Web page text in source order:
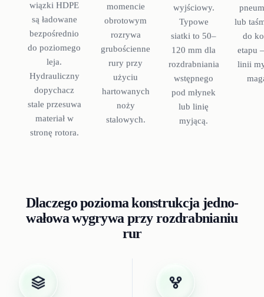
wiązki HDPE
są ładowane
bezpośrednio
do poziomego
leja.
Hydrauliczny
dopychacz
stale przesuwa
materiał w
stronę rotora.
momencie
obrotowym
rozrywa
grubościenne
rury przy
użyciu
hartowanych
noży
stalowych.
wyjściowy.
Typowe
siatki to 50–
120 mm dla
rozdrabniania
wstępnego
pod młynek
lub linię
myjącą.
lub
do
etapu
linii
Dlaczego pozioma konstrukcja jedno-
wałowa wygrywa przy rozdrabnianiu
rur